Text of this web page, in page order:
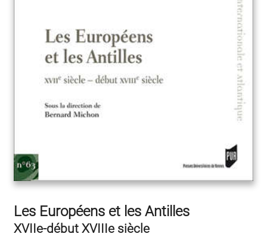
Les Européens et les Antilles
XVIIe-début XVIIIe siècle